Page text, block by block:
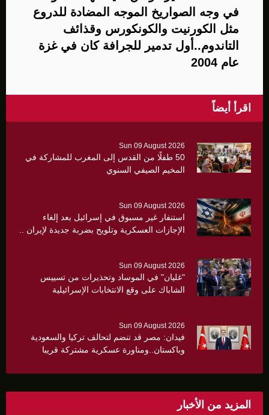
في وجه الصواريخ الموجه المضادة للدروع
مثل الكورنيت والكونكورس وقذائف
التاندوم..أول تدمير للجرافة كان في غزة
عام 2004
اقرأ أيضاً
Sun 09 August 2026
50 طفلًا من القدس إلى المغرب للمشاركة في
المخيم الصيفي السنوي
Sun 09 August 2026
استنفار غير مسبوق في إسرائيل بعد إلغاء
الإجازات العسكرية وتلويح بضربة جديدة لإيران ..
Sun 09 August 2026
"غليان" في الموساد وتحذيرات من تسييس
الشاباك على وقع الانتخابات الإسرائيلية
Sun 09 August 2026
فيدان: مصر قد تنضم لتحالف تركيا والسعودية
وباكستان..ومناورة عسكرية مشتركة قريبا
المزيد من الأخبار